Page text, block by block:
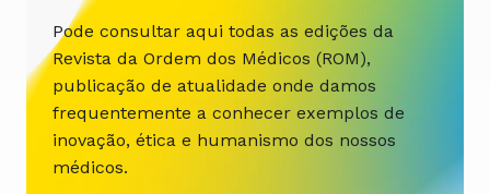
Pode consultar aqui todas as edições da
Revista da Ordem dos Médicos (ROM),
publicação de atualidade onde damos
frequentemente a conhecer exemplos de
inovação, ética e humanismo dos nossos
médicos.